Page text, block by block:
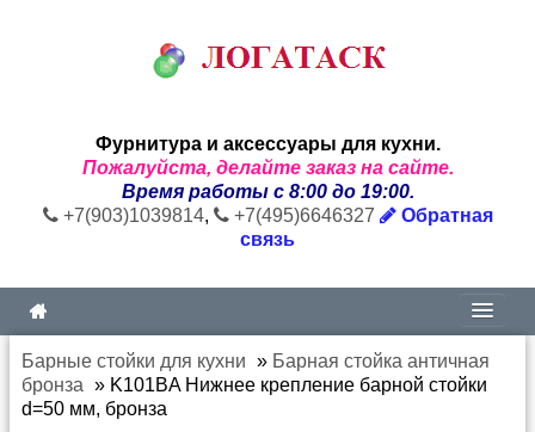
Фурнитура и аксессуары для кухни.
Пожалуйста, делайте заказ на сайте.
Время работы с 8:00 до 19:00.
+7(903)1039814, +7(495)6646327
Обратная
связь
Барные стойки для кухни » Барная стойка античная
бронза » K101BA Нижнее крепление барной стойки
d=50 мм, бронза